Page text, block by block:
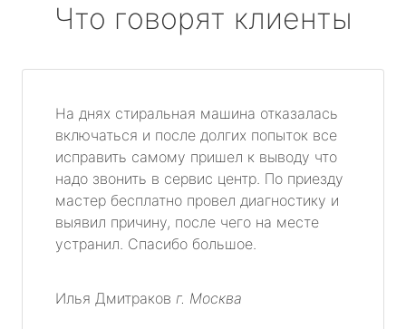
Что говорят клиенты
На днях стиральная машина отказалась
включаться и после долгих попыток все
исправить самому пришел к выводу что
надо звонить в сервис центр. По приезду
мастер бесплатно провел диагностику и
выявил причину, после чего на месте
устранил. Спасибо большое.
Илья Дмитраков г. Москва